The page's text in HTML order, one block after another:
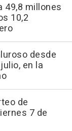
49,8 millones
10,2
desde
en la
de
7 de